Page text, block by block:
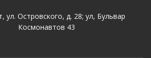
ул. Островского, д. 28; ул, Бульвар
Космонавтов 43